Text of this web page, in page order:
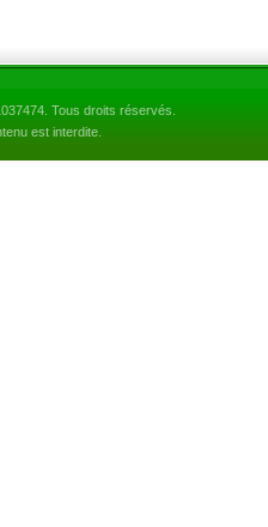
Tous droits réservés.
est interdite.